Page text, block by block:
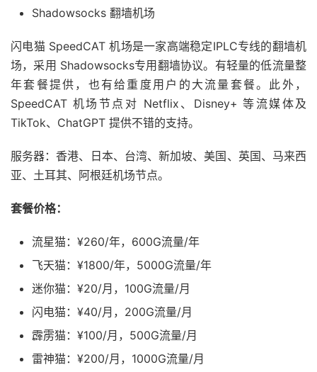
Shadowsocks 翻墙机场
闪电猫 SpeedCAT 机场是一家高端稳定IPLC专线的翻墙机
场，采用 Shadowsocks专用翻墙协议。有轻量的低流量整
年套餐提供，也有给重度用户的大流量套餐。此外，
SpeedCAT 机场节点对 Netflix、Disney+ 等流媒体及
TikTok、ChatGPT 提供不错的支持。
服务器：香港、日本、台湾、新加坡、美国、英国、马来西
亚、土耳其、阿根廷机场节点。
套餐价格：
流星猫：¥260/年，600G流量/年
飞天猫：¥1800/年，5000G流量/年
迷你猫：¥20/月，100G流量/月
闪电猫：¥40/月，200G流量/月
霹雳猫：¥100/月，500G流量/月
雷神猫：¥200/月，1000G流量/月